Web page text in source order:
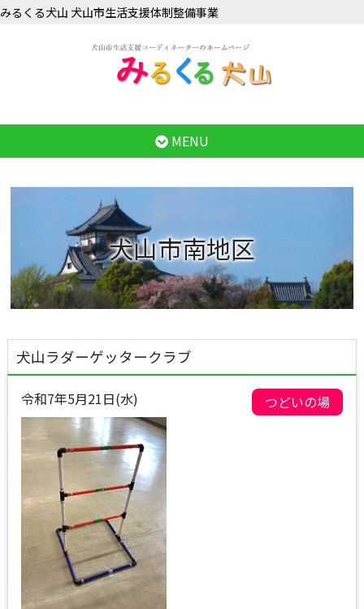
みるくる犬山 犬山市生活支援体制整備事業
MENU
犬山市南地区
犬山ラダーゲッタークラブ
令和7年5月21日(水) つどいの場